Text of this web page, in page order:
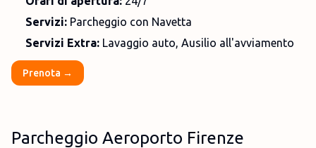
Servizi: Parcheggio con Navetta
Servizi Extra: Lavaggio auto, Ausilio all'avviamento
Prenota →
Parcheggio Aeroporto Firenze